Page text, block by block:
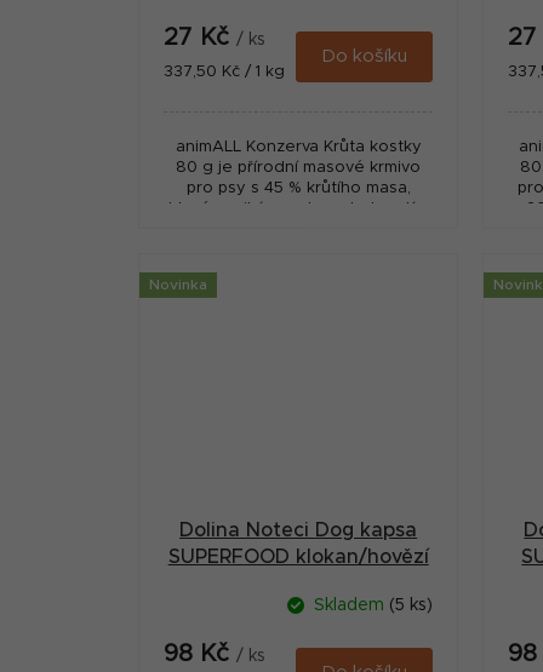
27 Kč / ks
Měrná
337,50 Kč / 1 kg
Do košíku
animALL Konzerva Krůta kostky
80 g je přírodní masové krmivo
pro psy s 45 % krůtího masa,
které vyniká vysokou chutností a
Novinka
Dolina Noteci Dog kapsa
SUPERFOOD klokan/hovězí
Skladem (5 ks)
98 Kč / ks 98